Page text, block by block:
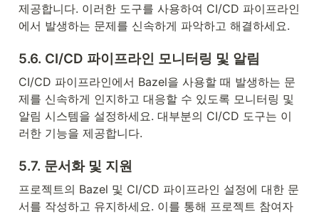
제공합니다. 이러한 도구를 사용하여 CI/CD 파이프라인
에서 발생하는 문제를 신속하게 파악하고 해결하세요.
5.6. CI/CD 파이프라인 모니터링 및 알림
CI/CD 파이프라인에서 Bazel을 사용할 때 발생하는 문
제를 신속하게 인지하고 대응할 수 있도록 모니터링 및
알림 시스템을 설정하세요. 대부분의 CI/CD 도구는 이
러한 기능을 제공합니다.
5.7. 문서화 및 지원
프로젝트의 Bazel 및 CI/CD 파이프라인 설정에 대한 문
서를 작성하고 유지하세요. 이를 통해 프로젝트 참여자